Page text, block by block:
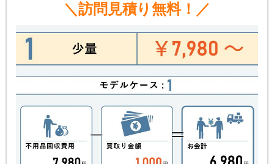
＼訪問見積り無料！／